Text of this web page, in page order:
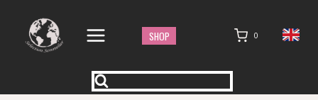
contenu
SHOP 0